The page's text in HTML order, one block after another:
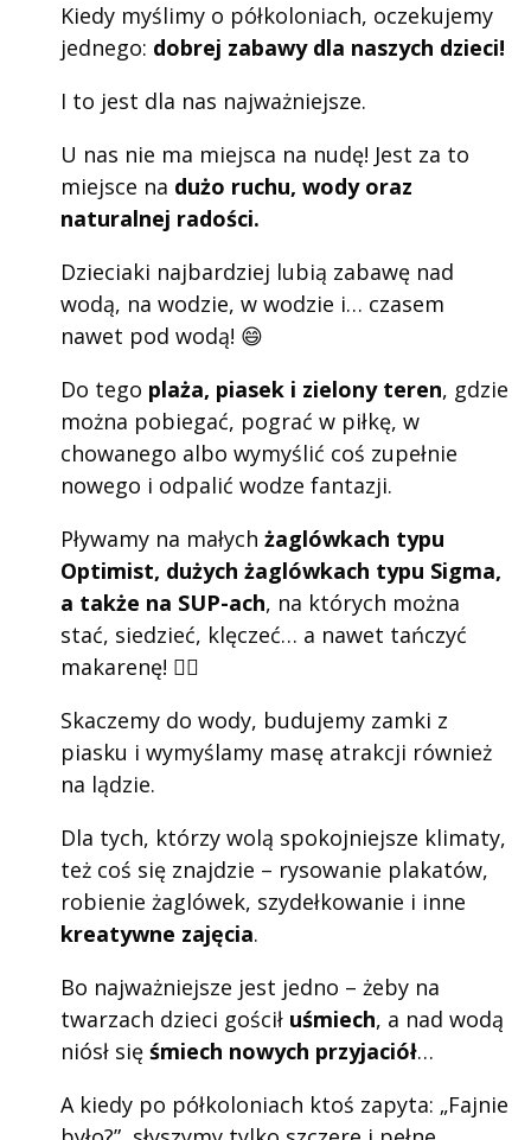
Kiedy myślimy o półkoloniach, oczekujemy
jednego: dobrej zabawy dla naszych dzieci!
I to jest dla nas najważniejsze.
U nas nie ma miejsca na nudę! Jest za to
miejsce na dużo ruchu, wody oraz
naturalnej radości.
Dzieciaki najbardziej lubią zabawę nad
wodą, na wodzie, w wodzie i… czasem
nawet pod wodą! 😄
Do tego plaża, piasek i zielony teren, gdzie
można pobiegać, pograć w piłkę, w
chowanego albo wymyślić coś zupełnie
nowego i odpalić wodze fantazji.
Pływamy na małych żaglówkach typu
Optimist, dużych żaglówkach typu Sigma,
a także na SUP-ach, na których można
stać, siedzieć, klęczeć… a nawet tańczyć
makarenę! 🏄‍♀️
Skaczemy do wody, budujemy zamki z
piasku i wymyślamy masę atrakcji również
na lądzie.
Dla tych, którzy wolą spokojniejsze klimaty,
też coś się znajdzie – rysowanie plakatów,
robienie żaglówek, szydełkowanie i inne
kreatywne zajęcia.
Bo najważniejsze jest jedno – żeby na
twarzach dzieci gościł uśmiech, a nad wodą
niósł się śmiech nowych przyjaciół…
A kiedy po półkoloniach ktoś zapyta: „Fajnie